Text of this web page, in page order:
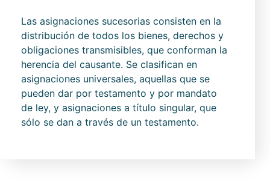
Las asignaciones sucesorias consisten en la
distribución de todos los bienes, derechos y
obligaciones transmisibles, que conforman la
herencia del causante. Se clasifican en
asignaciones universales, aquellas que se
pueden dar por testamento y por mandato
de ley, y asignaciones a título singular, que
sólo se dan a través de un testamento.